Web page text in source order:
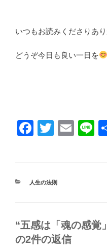
いつもお読みくださりあ
どうぞ今日も良い一日を
F
e
o
k
T
er
E
Li
カ
人生の法則
“五感は「魂の感覚
の2件の返信